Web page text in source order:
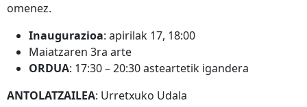
omenez.
Inaugurazioa: apirilak 17, 18:00
Maiatzaren 3ra arte
ORDUA: 17:30 – 20:30 asteartetik igandera
ANTOLATZAILEA: Urretxuko Udala